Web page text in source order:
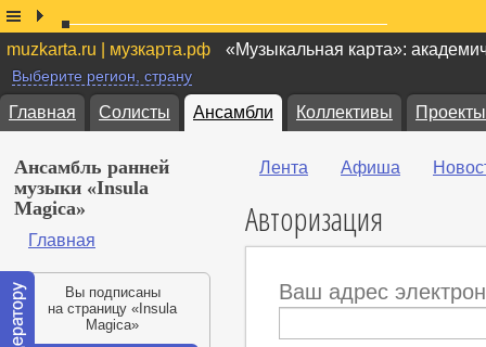
muzkarta.ru | музкарта.рф «Музыкальная карта»:
Выберите регион, страну
Главная Солисты Ансамбли Коллективы Проекты
Ансамбль ранней
музыки «Insula
Magica»
Главная
Вы подписаны
на страницу «Insula
Magica»
Лента Афиша
Авторизация
Ваш адрес